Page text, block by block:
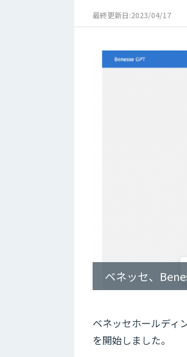
最終更新日:2023/04/17
ベネッセ、
ベネッセホールディ
を開始しました。